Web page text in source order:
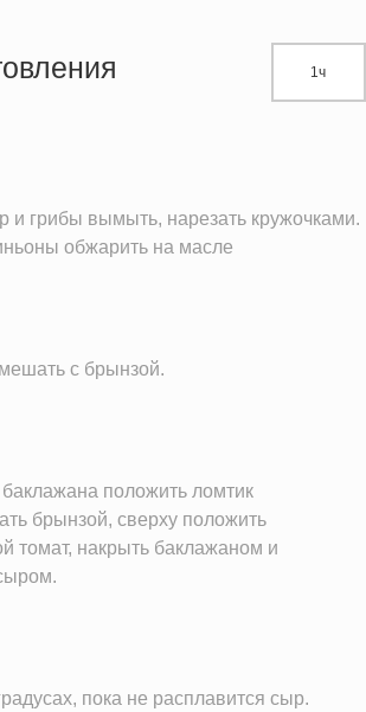
45.8 мг
27.2 мг
39.6 мкг
6.3 мг
8.5 г
1ч
и грибы вымыть, нарезать кружочками.
обжарить на масле
с брынзой.
положить ломтик
брынзой, сверху положить
томат, накрыть баклажаном и
пока не расплавится сыр.